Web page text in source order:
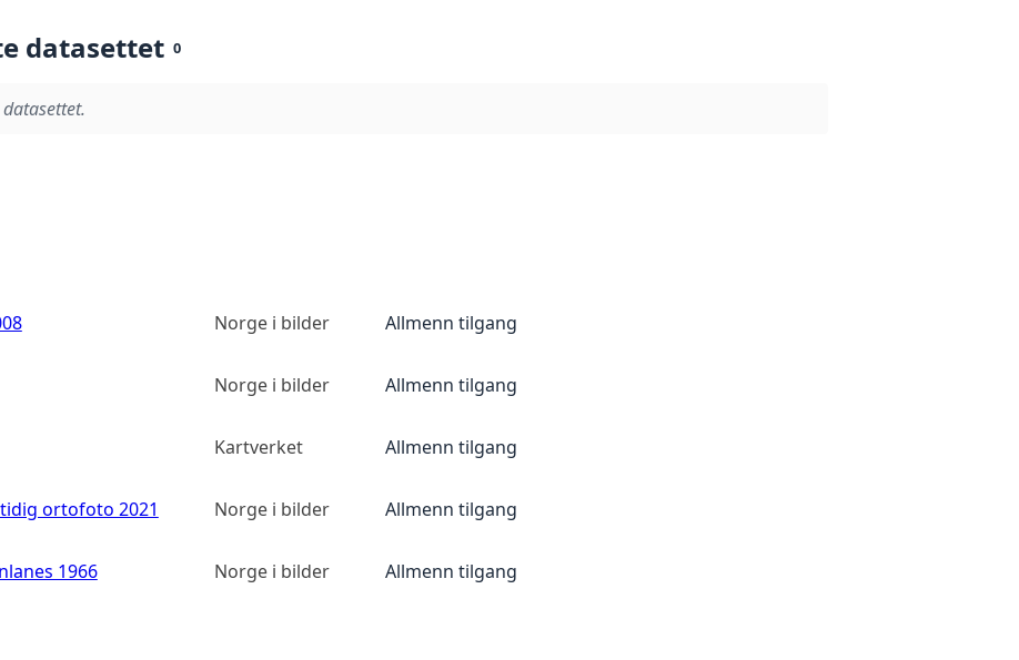
datasettet 0
Norge i bilder Allmenn tilgang
Norge i bilder Allmenn tilgang
Kartverket Allmenn tilgang
ortofoto 2021 Norge i bilder Allmenn tilgang
1966 Norge i bilder Allmenn tilgang